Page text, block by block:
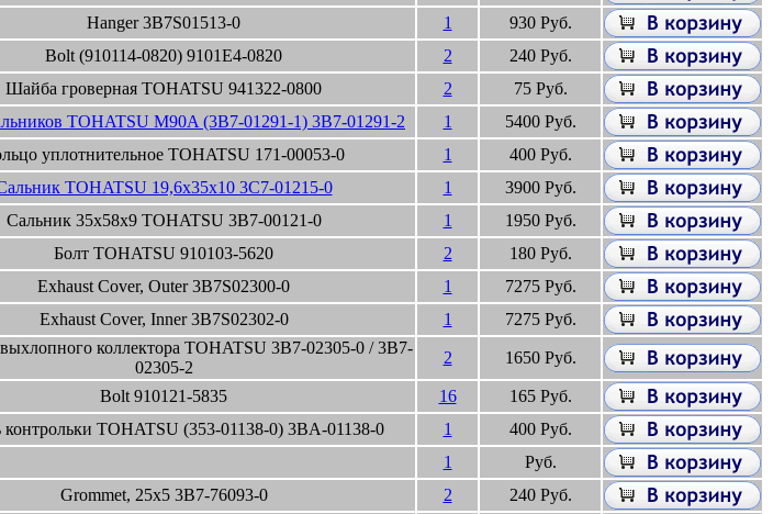
Hanger 3B7S01513-0 1
930 Руб.
Bolt (910114-0820) 9101E4-0820 2
240 Руб.
Шайба гроверная TOHATSU 941322-0800 2
75 Руб.
TOHATSU M90A (3B7-01291-1) 3B7-01291-2 1
5400 Руб.
уплотнительное TOHATSU 171-00053-0 1
400 Руб.
TOHATSU 19,6x35x10 3C7-01215-0 1
3900 Руб.
Сальник 35x58x9 TOHATSU 3B7-00121-0 1
1950 Руб.
Болт TOHATSU 910103-5620 2
180 Руб.
Exhaust Cover, Outer 3B7S02300-0 1
7275 Руб.
Exhaust Cover, Inner 3B7S02302-0 1 7275 Руб.
коллектора TOHATSU 3B7-02305-0 / 3B7-
02305-2
2 1650 Руб.
Bolt 910121-5835 16
165 Руб.
TOHATSU (353-01138-0) 3BA-01138-0 1
400 Руб.
1
Руб.
Grommet, 25x5 3B7-76093-0 2 240 Руб.